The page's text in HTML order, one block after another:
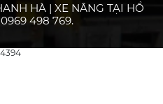
HÀ | XE NÂNG TẠI HỒ
498 769.